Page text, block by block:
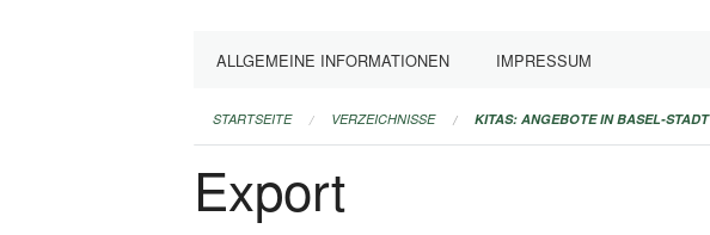
ALLGEMEINE INFORMATIONEN IMPRESSUM
STARTSEITE VERZEICHNISSE KITAS: ANGEBOTE IN BASEL-STADT
Export